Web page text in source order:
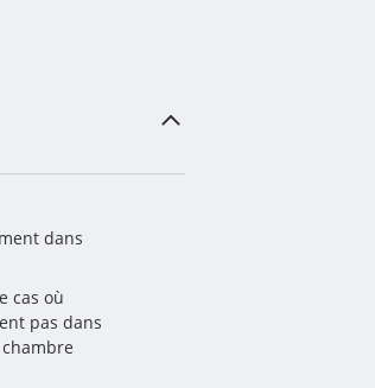
dans
cas où
pas dans